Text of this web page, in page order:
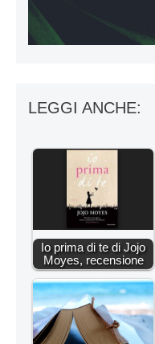
LEGGI ANCHE:
Io prima di te di Jojo
Moyes, recensione